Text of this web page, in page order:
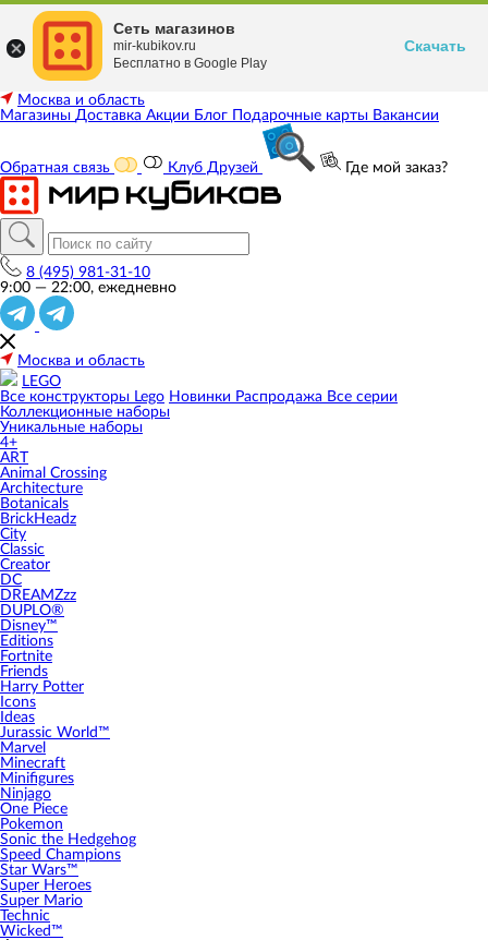
Москва и область
Магазины Доставка Акции Блог Подарочные карты Вакансии
Обратная связь Клуб Друзей Где мой заказ?
8 (495) 981-31-10
9:00 — 22:00, ежедневно
Москва и область
LEGO
Все конструкторы Lego Новинки Распродажа Все серии
Коллекционные наборы
Уникальные наборы
4+
ART
Animal Crossing
Architecture
Botanicals
BrickHeadz
City
Classic
Creator
DC
DREAMZzz
DUPLO®
Disney™
Editions
Fortnite
Friends
Harry Potter
Icons
Ideas
Jurassic World™
Marvel
Minecraft
Minifigures
Ninjago
One Piece
Pokemon
Sonic the Hedgehog
Speed Champions
Star Wars™
Super Heroes
Super Mario
Technic
Wicked™
Сеть магазинов
mir-kubikov.ru
Бесплатно в Google Play
Скачать